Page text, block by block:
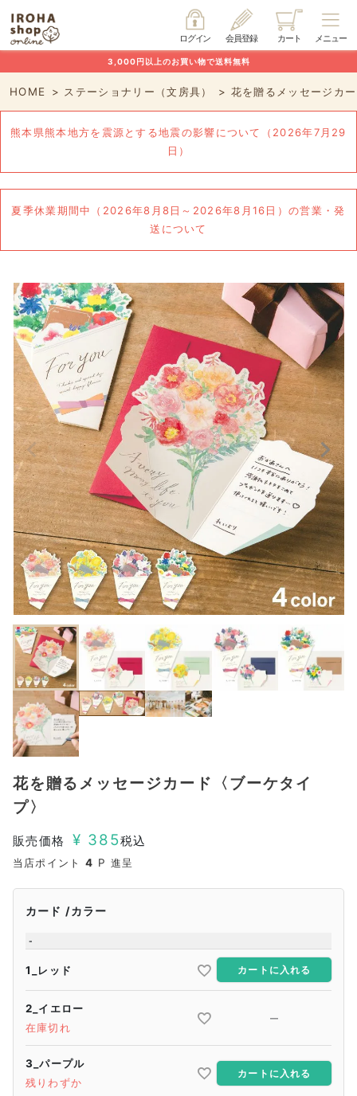
メニュー
カート
会員登録
ログイン
3,000円以上のお買い物で送料無料
HOME ステーショナリー（文房具） 花を贈るメッセージカ
熊本県熊本地方を震源とする地震の影響について（2026年7月29
日）
夏季休業期間中（2026年8月8日～2026年8月16日）の営業・発
送について
花を贈るメッセージカード〈ブーケタイ
プ〉
販売価格 ¥ 385税込
当店ポイント 4 P 進呈
カード カラー
-
1_レッド カートに入れる
2_イエロー
在庫切れ
—
3_パープル
残りわずか
カートに入れる